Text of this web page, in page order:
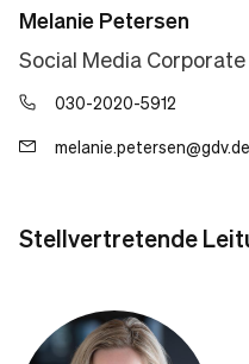
Melanie Petersen
Social Media Corporate
030-2020-5912
melanie.petersen@gdv.de
Stellvertretende